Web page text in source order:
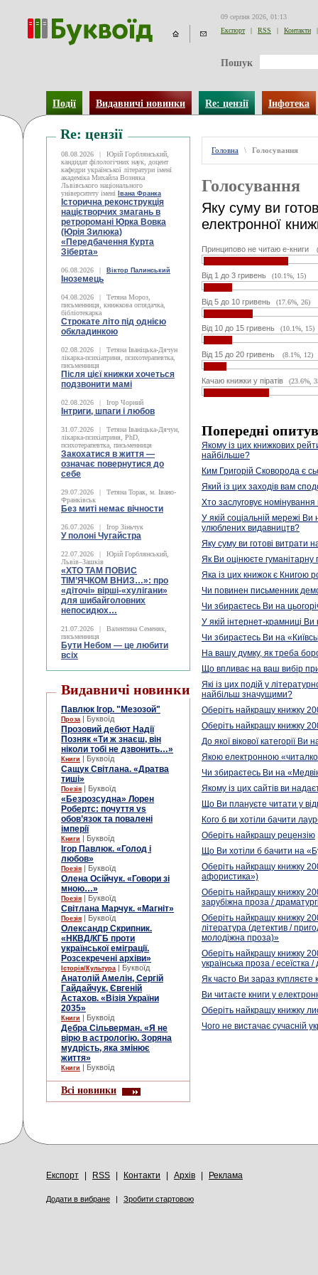
09 серпня 2026, 01:13
Експорт
| RSS | Контакти |
Пошук
Події Видавничі новинки Re: цензії Інфотека
Re: цензії
08.08.2026 |
Юрій Горблянський,
кандидат філологічних наук, доцент
кафедри української літератури імені
академіка Михайла Возняка
Львівського національного
університету імені
Івана Франка
Історична реконструкція
націєтворчих змагань в
ретроромані Юрка Вовка
(Юрія Зилюка)
«Передбачення Курта
Зіберта»
06.08.2026 | Віктор Палинський
Іноземець
04.08.2026 |
Тетяна Мороз,
письменниця, книжкова оглядачка,
бібліотекарка
Строкате літо під однією
обкладинкою
02.08.2026 |
Тетяна Іваніцька-Дячун
лікарка-психіатриня, психотерапевтка,
письменниця
Після цієї книжки хочеться
подзвонити мамі
02.08.2026 | Ігор Чорний
Інтриги, шпаги і любов
31.07.2026 |
Тетяна Іваніцька-Дячун,
лікарка-психіатриня, PhD,
психотерапевтка, письменниця
Закохатися в життя —
означає повернутися до
себе
29.07.2026 |
Тетяна Торак, м. Івано-
Франківськ
Без миті немає вічности
26.07.2026 | Ігор Зіньчук
У полоні Чугайстра
22.07.2026 |
Юрій Горблянський,
Львів–Зашків
«ХТО ТАМ ПОВИС
ТІМ’ЯЧКОМ ВНИЗ…»: про
«діточі» вірші-«хулігани»
для шибайголовних
непосидюх…
21.07.2026 |
Валентина Семеняк,
письменниця
Бути Небом ― це любити
всіх
Видавничі новинки
Павлюк Ігор. "Мезозой"
Проза | Буквоїд
Прозовий дебют Надії
Позняк «Ти ж знаєш, він
ніколи тобі не дзвонить…»
Книги | Буквоїд
Сащук Світлана. «Дратва
тиші»
Поезія | Буквоїд
«Безрозсудна» Лорен
Робертс: почуття vs
обов’язок та повалені
імперії
Книги | Буквоїд
Ігор Павлюк. «Голод і
любов»
Поезія | Буквоїд
Олена Осійчук. «Говори зі
мною…»
Поезія | Буквоїд
Світлана Марчук. «Магніт»
Поезія | Буквоїд
Олександр Скрипник.
«НКВД/КГБ проти
української еміграції.
Розсекречені архіви»
Історія/Культура | Буквоїд
Анатолій Амелін, Сергій
Гайдайчук, Євгеній
Астахов. «Візія України
2035»
Книги | Буквоїд
Дебра Сільверман. «Я не
вірю в астрологію. Зоряна
мудрість, яка змінює
життя»
Книги | Буквоїд
Всі новинки
Головна \ Голосування
Голосування
Яку суму ви
електронної
Принципово не читаю е-книги
Від 1 до 3 гривень (10.1%, 15)
Від 5 до 10 гривень (17.6%, 26)
Від 10 до 15 гривень (10.1%, 15)
Від 15 до 20 гривень (8.1%, 12)
Качаю книжки у піратів (23.6%,
Попередні
Якому із цих книжкових
найбільше?
Ким Григорій Сковорода є
Який із цих заходів вам
Хто заслуговує
У якій соціальній мережі
улюблених видавництв?
Яку суму ви готові витрати
Як Ви оцінюєте гуманітарну
Яка із цих книжок є Книгою
Чи повинен письменник
Чи збираєтесь Ви на
У якій інтернет-крамниці
Чи збираєтесь Ви на
На вашу думку, як треба
Що впливає на ваш вибір при
Які із цих подій у
найбільш значущими?
Оберіть найкращу книжку
Оберіть найкращу книжку
До якої вікової категорії Ви
Якою електронною
Чи збираєтесь Ви на
Якому із цих сайтів ви
Що Ви плануєте читати у
Кого б ви хотіли бачити
Оберіть найкращу рецензію
Що Ви хотіли б бачити на
Оберіть найкращу книжку
афористика»)
Оберіть найкращу книжку
зарубіжна проза /
Оберіть найкращу книжку
література (детектив /
молодіжна проза)»
Оберіть найкращу книжку
українська проза / есеїстка
Як часто Ви зараз купляєте
Ви читаєте книги у
Оберіть найкращу книжку
Чого не вистачає сучасній
Експорт RSS Контакти Архів Реклама
Додати в вибране | Зробити стартовою